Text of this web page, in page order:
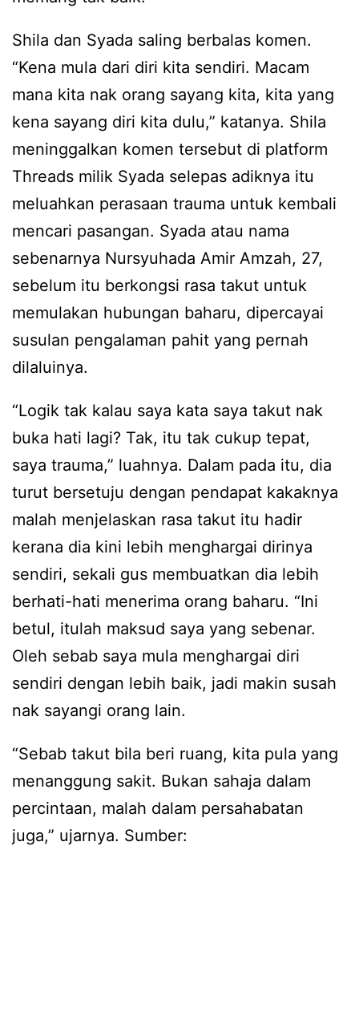
Shila dan Syada saling berbalas komen.
“Kena mula dari diri kita sendiri. Macam
mana kita nak orang sayang kita, kita yang
kena sayang diri kita dulu,” katanya. Shila
meninggalkan komen tersebut di platform
Threads milik Syada selepas adiknya itu
meluahkan perasaan trauma untuk kembali
mencari pasangan. Syada atau nama
sebenarnya Nursyuhada Amir Amzah, 27,
sebelum itu berkongsi rasa takut untuk
memulakan hubungan baharu, dipercayai
susulan pengalaman pahit yang pernah
dilaluinya.
“Logik tak kalau saya kata saya takut nak
buka hati lagi? Tak, itu tak cukup tepat,
saya trauma,” luahnya. Dalam pada itu, dia
turut bersetuju dengan pendapat kakaknya
malah menjelaskan rasa takut itu hadir
kerana dia kini lebih menghargai dirinya
sendiri, sekali gus membuatkan dia lebih
berhati-hati menerima orang baharu. “Ini
betul, itulah maksud saya yang sebenar.
Oleh sebab saya mula menghargai diri
sendiri dengan lebih baik, jadi makin susah
nak sayangi orang lain.
“Sebab takut bila beri ruang, kita pula yang
menanggung sakit. Bukan sahaja dalam
percintaan, malah dalam persahabatan
juga,” ujarnya. Sumber: